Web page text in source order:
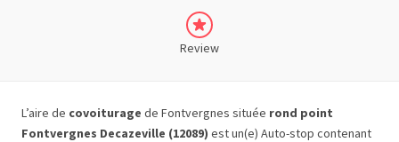
Review
L’aire de covoiturage de Fontvergnes située rond point
Fontvergnes Decazeville (12089) est un(e) Auto-stop contenant